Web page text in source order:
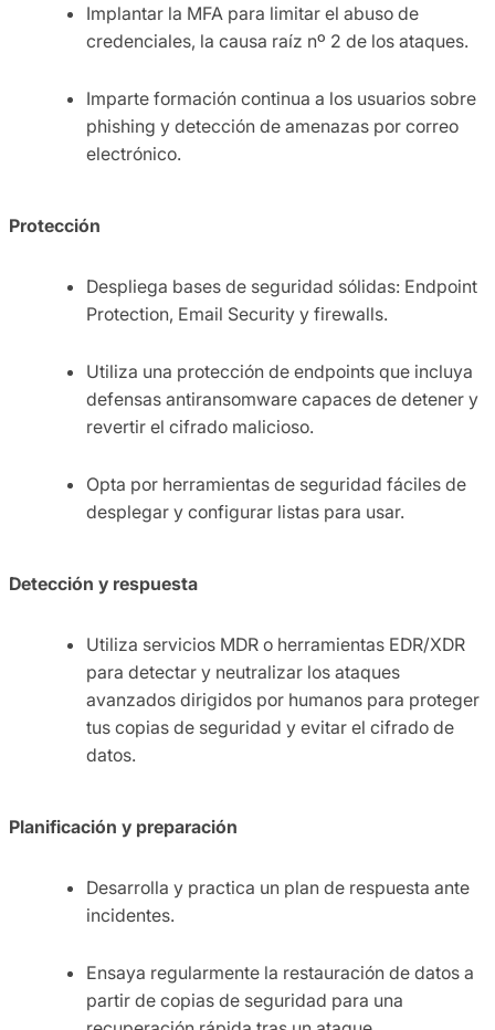
Implantar la MFA para limitar el abuso de
credenciales, la causa raíz nº 2 de los ataques.
Imparte formación continua a los usuarios sobre
phishing y detección de amenazas por correo
electrónico.
Protección
Despliega bases de seguridad sólidas: Endpoint
Protection, Email Security y firewalls.
Utiliza una protección de endpoints que incluya
defensas antiransomware capaces de detener y
revertir el cifrado malicioso.
Opta por herramientas de seguridad fáciles de
desplegar y configurar listas para usar.
Detección y respuesta
Utiliza servicios MDR o herramientas EDR/XDR
para detectar y neutralizar los ataques
avanzados dirigidos por humanos para proteger
tus copias de seguridad y evitar el cifrado de
datos.
Planificación y preparación
Desarrolla y practica un plan de respuesta ante
incidentes.
Ensaya regularmente la restauración de datos a
partir de copias de seguridad para una